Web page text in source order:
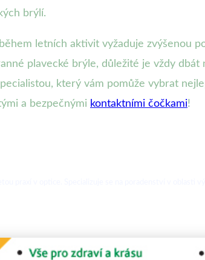
brýlí.
letních aktivit vyžaduje zvýšenou
plavecké brýle, důležité je vždy dbát
který vám pomůže vybrat
a bezpečnými kontaktními čočkami!